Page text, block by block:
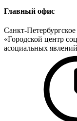
Главный офис
Санкт-
«Городской центр
асоциальных